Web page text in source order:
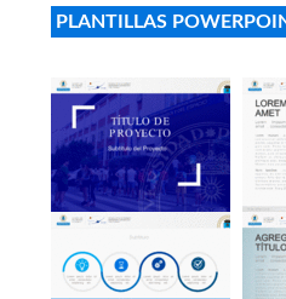
PLANTILLAS